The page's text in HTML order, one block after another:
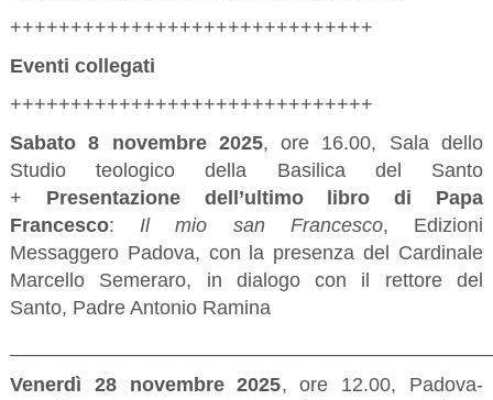
++++++++++++++++++++++++++++++
Eventi collegati
++++++++++++++++++++++++++++++
Sabato 8 novembre 2025, ore 16.00, Sala dello
Studio teologico della Basilica del Santo
+ Presentazione dell’ultimo libro di Papa
Francesco:Il mio san Francesco, Edizioni
Messaggero Padova, con la presenza del Cardinale
Marcello Semeraro, in dialogo con il rettore del
Santo, Padre Antonio Ramina
Venerdì 28 novembre 2025, ore 12.00, Padova-